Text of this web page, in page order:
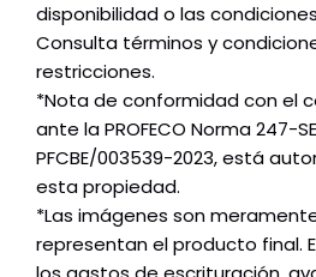
disponibilidad o las
Consulta términos y
restricciones.
*Nota de conformidad con el
ante la PROFECO Norma 247-
PFCBE/003539-2023, está
esta propiedad.
*Las imágenes son
representan el producto final.